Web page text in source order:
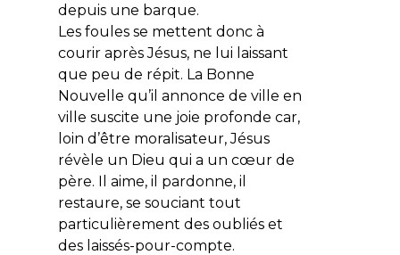
depuis une barque.
Les foules se mettent donc à
courir après Jésus, ne lui laissant
que peu de répit. La Bonne
Nouvelle qu’il annonce de ville en
ville suscite une joie profonde car,
loin d’être moralisateur, Jésus
révèle un Dieu qui a un cœur de
père. Il aime, il pardonne, il
restaure, se souciant tout
particulièrement des oubliés et
des laissés-pour-compte.